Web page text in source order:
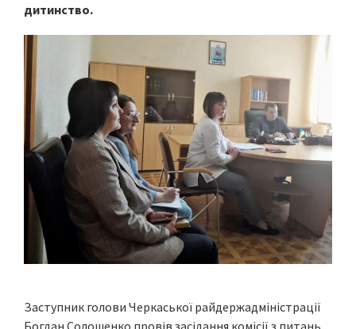
дитинство.
Заступник голови Черкаської райдержадміністрації
Богдан Солошенко провів засідання комісії з питань